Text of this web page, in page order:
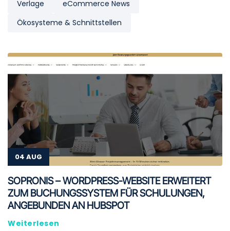
Verlage
eCommerce News
Ökosysteme & Schnittstellen
04 AUG
SOPRONIS – WORDPRESS-WEBSITE ERWEITERT
ZUM BUCHUNGSSYSTEM FÜR SCHULUNGEN,
ANGEBUNDEN AN HUBSPOT
Weiterlesen